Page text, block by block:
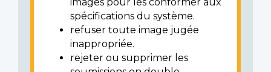
spécifications du système.
refuser toute image jugée
inappropriée.
rejeter ou supprimer les